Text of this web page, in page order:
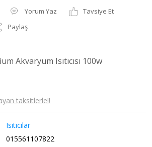
Yorum Yaz
Tavsiye Et
Paylaş
Akvaryum Isıtıcısı 100w
taksitlerle!!
Isıtıcılar
015561107822